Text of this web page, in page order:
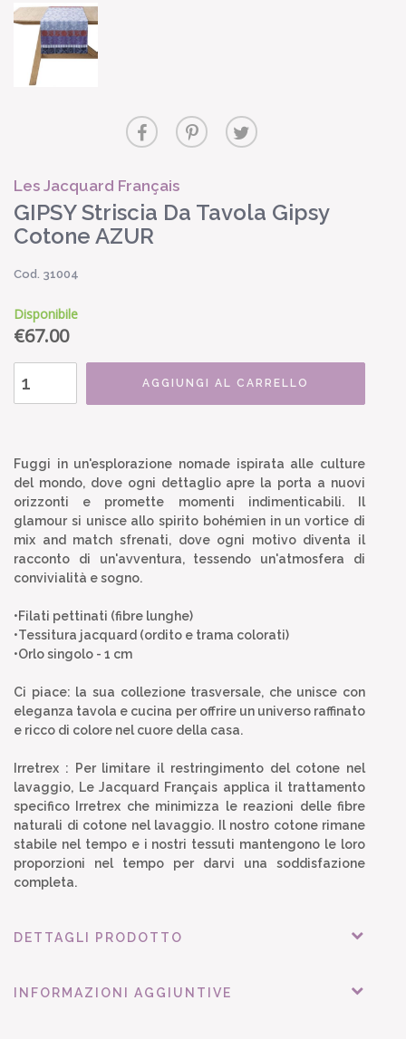
Les Jacquard Français
GIPSY Striscia Da Tavola Gipsy
Cotone AZUR
Cod. 31004
Disponibile
€67.00
AGGIUNGI AL CARRELLO
Fuggi in un'esplorazione nomade ispirata alle culture
del mondo, dove ogni dettaglio apre la porta a nuovi
orizzonti e promette momenti indimenticabili. Il
glamour si unisce allo spirito bohémien in un vortice di
mix and match sfrenati, dove ogni motivo diventa il
racconto di un'avventura, tessendo un'atmosfera di
convivialità e sogno.
•Filati pettinati (fibre lunghe)
•Tessitura jacquard (ordito e trama colorati)
•Orlo singolo - 1 cm
Ci piace: la sua collezione trasversale, che unisce con
eleganza tavola e cucina per offrire un universo raffinato
e ricco di colore nel cuore della casa.
Irretrex : Per limitare il restringimento del cotone nel
lavaggio, Le Jacquard Français applica il trattamento
specifico Irretrex che minimizza le reazioni delle fibre
naturali di cotone nel lavaggio. Il nostro cotone rimane
stabile nel tempo e i nostri tessuti mantengono le loro
proporzioni nel tempo per darvi una soddisfazione
completa.
DETTAGLI PRODOTTO
INFORMAZIONI AGGIUNTIVE